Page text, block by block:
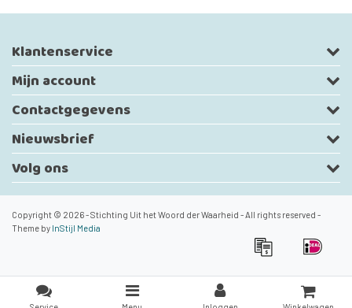
Klantenservice
Mijn account
Contactgegevens
Nieuwsbrief
Volg ons
Copyright © 2026 - Stichting Uit het Woord der Waarheid - All rights reserved -
Theme by InStijl Media